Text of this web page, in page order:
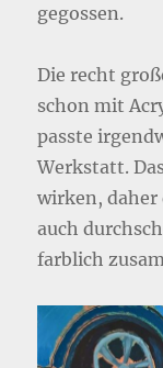
gegossen.
Die recht
schon mit
passte
Werkstatt.
wirken,
auch
farblich